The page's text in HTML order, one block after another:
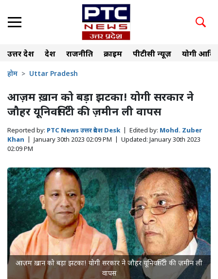
उत्तर प्रदेश देश राजनीति क्राइम पीटीसी न्यूज़ योगी
होम Uttar Pradesh
आज़म ख़ान को बड़ा झटका! योगी सरकार ने
जौहर यूनिवर्सिटी की ज़मीन ली वापस
Reported by: PTC News उत्तर प्रदेश Desk Edited by: Mohd. Zuber
Khan
January 30th 2023 02:09 PM Updated: January 30th 2023
02:09 PM
आज़म ख़ान को बड़ा झटका! योगी सरकार ने जौहर यूनिवर्सिटी की ज़मीन ली
वापस